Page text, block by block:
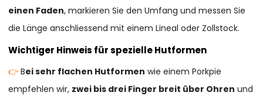
einen Faden, markieren Sie den Umfang und messen Sie
die Länge anschliessend mit einem Lineal oder Zollstock.
Wichtiger Hinweis für spezielle Hutformen
👉Bei sehr flachen Hutformen wie einem Porkpie
empfehlen wir, zwei bis drei Finger breit über Ohren und